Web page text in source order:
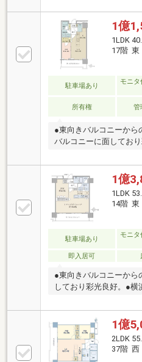
す～ご見学の際は【見
ク！朝日土地建物 横浜
立地」お気軽にお立ち
約-ご希望があれば周辺
程：随時見学可能■ご予
0120-81-6121メールの
リック♪
1億
1LDK
17階 東
駐車場あり
モニタ
所有権 管
●東向きバルコニーから
バルコニーに面してお
あるお部屋です●横浜駅
トリアンデッキにて横
用施設・コンシェルジ
ントサービス・各階専
用可能）・各階専用宅
ューラウンジ・パーテ
フィットネスルームワ
ライブラリーサロン・
1億
1LDK
14階 東
駐車場あり
モニタ
即入居可
●東向きバルコニーから
しており彩光良好。●
の共用施設・コンシェ
フロントサービス・各
間使用可能）・各階専
イビューラウンジ・パ
ト・フィットネスルー
1億
2LDK
37階 西